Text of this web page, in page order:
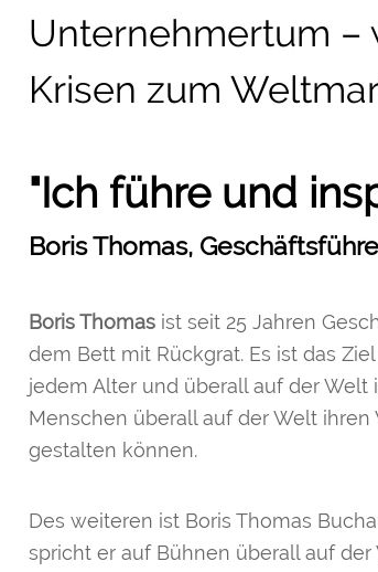
Unternehmertum –
Krisen zum
"Ich führe und
Boris Thomas,
Boris Thomas ist seit 25 Jahren
dem Bett mit Rückgrat. Es ist das
jedem Alter und überall auf der
Menschen überall auf der Welt
gestalten können.
Des weiteren ist Boris Thomas
spricht er auf Bühnen überall auf